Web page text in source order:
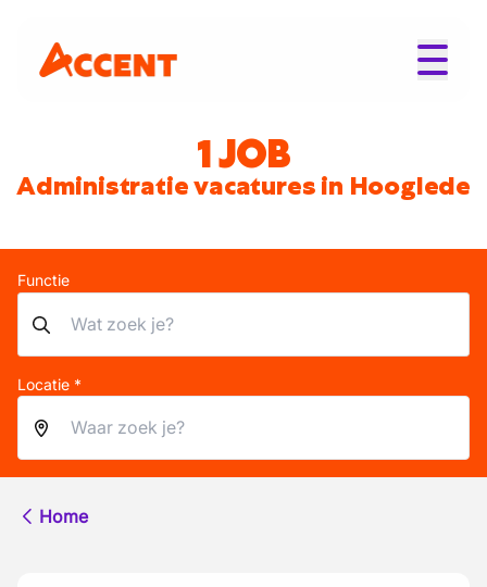
1 JOB
Administratie vacatures in Hooglede
Functie
Locatie *
Home